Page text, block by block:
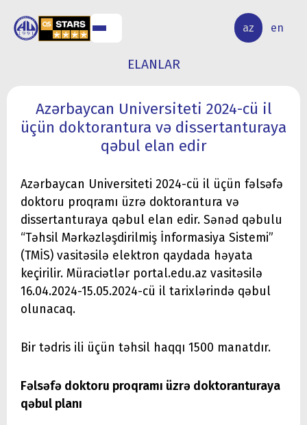
az en
ELMİ
TƏDQİQAT
ELANLAR
Azərbaycan Universiteti 2024-cü il
üçün doktorantura və dissertanturaya
qəbul elan edir
Azərbaycan Universiteti 2024-cü il üçün fəlsəfə
doktoru proqramı üzrə doktorantura və
dissertanturaya qəbul elan edir. Sənəd qəbulu
“Təhsil Mərkəzləşdirilmiş İnformasiya Sistemi”
(TMİS) vasitəsilə elektron qaydada həyata
keçirilir. Müraciətlər portal.edu.az vasitəsilə
16.04.2024-15.05.2024-cü il tarixlərində qəbul
olunacaq.
Bir tədris ili üçün təhsil haqqı 1500 manatdır.
Fəlsəfə doktoru proqramı üzrə doktoranturaya
qəbul planı